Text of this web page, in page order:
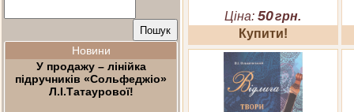
Новини
У продажу – лінійка
підручників «Сольфеджіо»
Л.І.Татаурової!
Ціна: 50грн.
Купити!